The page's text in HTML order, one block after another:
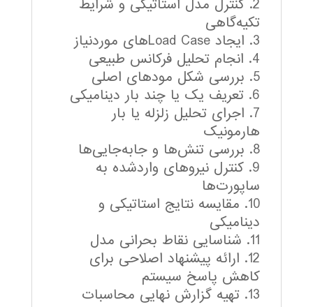
کنترل مدل استاتیکی و شرایط
تکیه‌گاهی
ایجاد Load Caseهای موردنیاز
انجام تحلیل فرکانس طبیعی
بررسی شکل مودهای اصلی
تعریف یک یا چند بار دینامیکی
اجرای تحلیل زلزله یا بار
هارمونیک
بررسی تنش‌ها و جابه‌جایی‌ها
کنترل نیروهای واردشده به
ساپورت‌ها
مقایسه نتایج استاتیکی و
دینامیکی
شناسایی نقاط بحرانی مدل
ارائه پیشنهاد اصلاحی برای
کاهش پاسخ سیستم
تهیه گزارش نهایی محاسبات